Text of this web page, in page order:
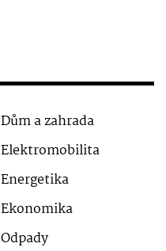
Dům a zahrada
Elektromobilita
Energetika
Ekonomika
Odpady